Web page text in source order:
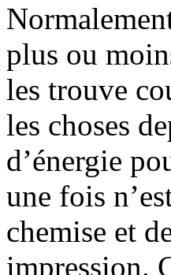
plus ou
les trouve
les choses
d’énergie
une fois
chemise et
impression.